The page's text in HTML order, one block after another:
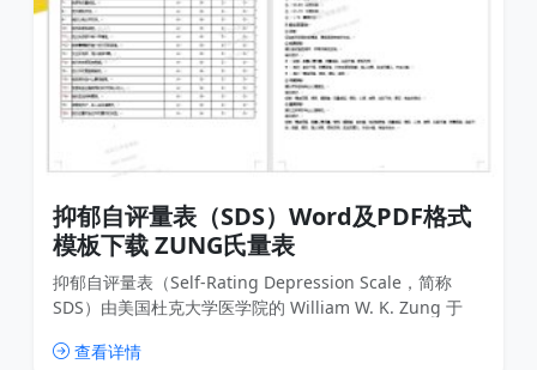
抑郁自评量表（SDS）Word及PDF格式
模板下载 ZUNG氏量表
抑郁自评量表（Self-Rating Depression Scale，简称
SDS）由美国杜克大学医学院的 William W. K. Zung 于
它能精准反映抑郁状态的相关症状、严重程度及变化情
查看详情